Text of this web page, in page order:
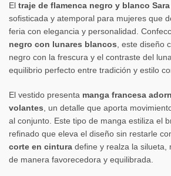
El traje de flamenca negro y blanco Sara
sofisticada y atemporal para mujeres que
feria con elegancia y personalidad.
negro con lunares blancos, este diseño
negro con la frescura y el contraste del
equilibrio perfecto entre tradición y estilo
El vestido presenta manga francesa
volantes, un detalle que aporta
al conjunto. Este tipo de manga estiliza el
refinado que eleva el diseño sin restarle
corte en cintura define y realza la silueta,
de manera favorecedora y equilibrada.